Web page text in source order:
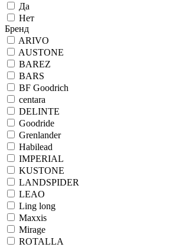
Да
Нет
Бренд
ARIVO
AUSTONE
BAREZ
BARS
BF Goodrich
centara
DELINTE
Goodride
Grenlander
Habilead
IMPERIAL
KUSTONE
LANDSPIDER
LEAO
Ling long
Maxxis
Mirage
ROTALLA